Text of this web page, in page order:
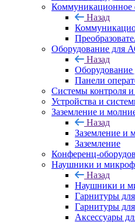
Коммуникационное
Назад
Оборудование для
Назад
Панели
Системы контроля
Устройства и
Заземление и
Назад
Заземление и
Заземление
Конференц-
Наушники и
Назад
Наушники и
Гарнитуры
Гарнитуры
Аксессуары